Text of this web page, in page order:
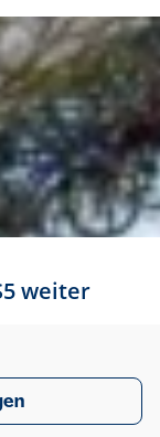
weiter